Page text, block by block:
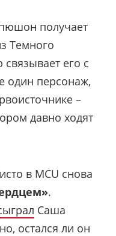
получает
Темного
его с
один персонаж,
–
давно ходят
в MCU снова
.
Саша
остался ли он